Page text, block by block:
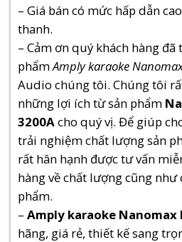
– Giá bán có mức hấp dẫn
thanh.
– Cảm ơn quý khách hàng
phẩmAmply karaoke
Audio chúng tôi. Chúng tôi
những lợi ích từ sản phẩm
3200Acho quý vị. Để giúp
trải nghiệm chất lượng sản
rất hân hạnh được tư vấn
hàng về chất lượng cũng như
phẩm.
– Amply karaoke Nanomax
hãng, giá rẻ, thiết kế sang